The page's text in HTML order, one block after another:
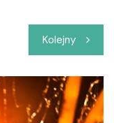
Kolejny